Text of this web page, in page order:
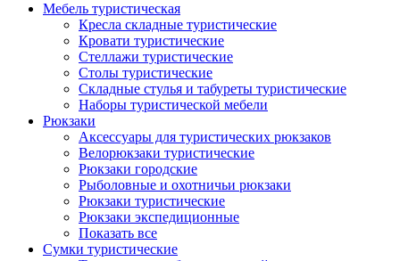
Мебель туристическая
Кресла складные туристические
Кровати туристические
Стеллажи туристические
Столы туристические
Складные стулья и табуреты туристические
Наборы туристической мебели
Рюкзаки
Аксессуары для туристических рюкзаков
Велорюкзаки туристические
Рюкзаки городские
Рыболовные и охотничьи рюкзаки
Рюкзаки туристические
Рюкзаки экспедиционные
Показать все
Сумки туристические